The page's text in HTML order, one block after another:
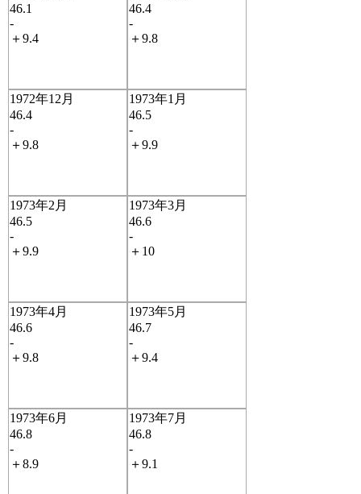
46.1
-
＋9.4
46.4
-
＋9.8
1972年12月
46.4
-
＋9.8
1973年1月
46.5
-
＋9.9
1973年2月
46.5
-
＋9.9
1973年3月
46.6
-
＋10
1973年4月
46.6
-
＋9.8
1973年5月
46.7
-
＋9.4
1973年6月
46.8
-
＋8.9
1973年7月
46.8
-
＋9.1